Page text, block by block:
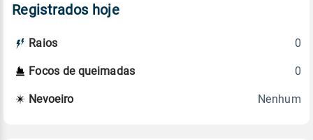
Registrados hoje
Raios 0
Focos de queimadas 0
Nevoeiro Nenhum